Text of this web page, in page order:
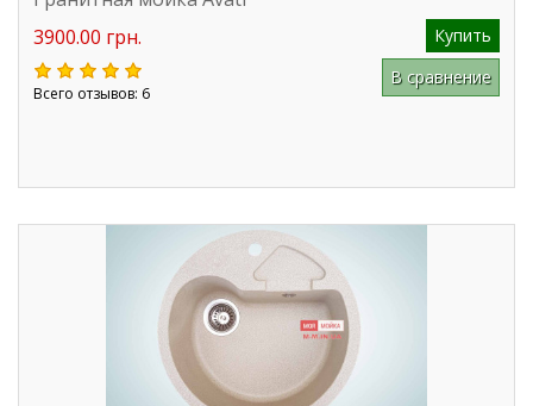
3900.00 грн.
Купить
Всего отзывов: 6
В сравнение